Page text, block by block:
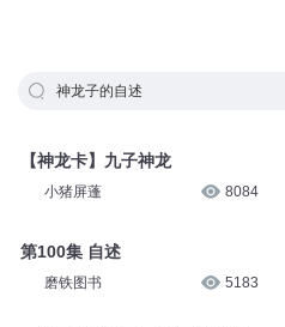
神龙子的自述
【神龙卡】九子神龙
小猪屏蓬 8084
第100集 自述
磨铁图书 5183